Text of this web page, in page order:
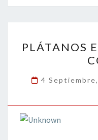
o
o
k
er dI
n
PLÁTANOS
4